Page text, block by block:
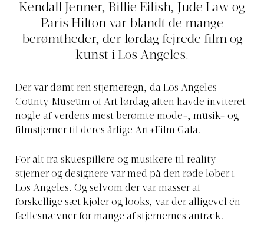
Kendall Jenner, Billie Eilish, Jude Law og
Paris Hilton var blandt de mange
berømtheder, der lørdag fejrede film og
kunst i Los Angeles.
Der var dømt ren stjerneregn, da Los Angeles
County Museum of Art lørdag aften havde inviteret
nogle af verdens mest berømte mode-, musik- og
filmstjerner til deres årlige Art+Film Gala.
For alt fra skuespillere og musikere til reality-
stjerner og designere var med på den røde løber i
Los Angeles. Og selvom der var masser af
forskellige sæt kjoler og looks, var der alligevel én
fællesnævner for mange af stjernernes antræk.